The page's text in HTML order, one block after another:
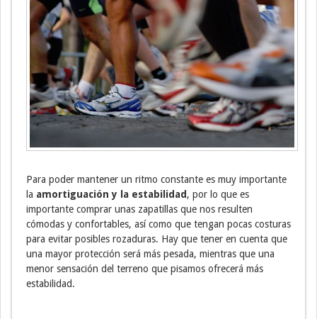
Para poder mantener un ritmo constante es muy importante
la amortiguación y la estabilidad, por lo que es
importante comprar unas zapatillas que nos resulten
cómodas y confortables, así como que tengan pocas costuras
para evitar posibles rozaduras. Hay que tener en cuenta que
una mayor protección será más pesada, mientras que una
menor sensación del terreno que pisamos ofrecerá más
estabilidad.